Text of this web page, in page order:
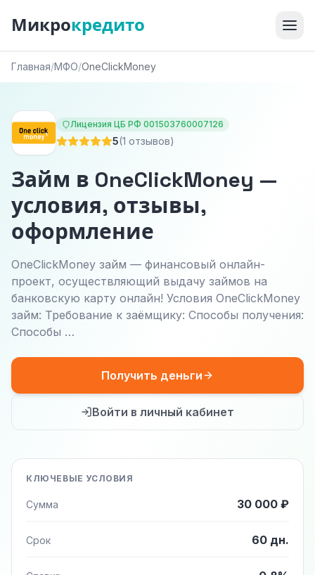
Микрокредито
Главная/МФО/OneClickMoney
Лицензия ЦБ РФ 001503760007126
5(1 отзывов)
Займ в OneClickMoney —
условия, отзывы,
оформление
OneClickMoney займ — финансовый онлайн-
проект, осуществляющий выдачу займов на
банковскую карту онлайн! Условия OneClickMoney
займ: Требование к заёмщику: Способы получения:
Способы …
Получить деньги
Войти в личный кабинет
КЛЮЧЕВЫЕ УСЛОВИЯ
Сумма 30 000 ₽
Срок 60 дн.